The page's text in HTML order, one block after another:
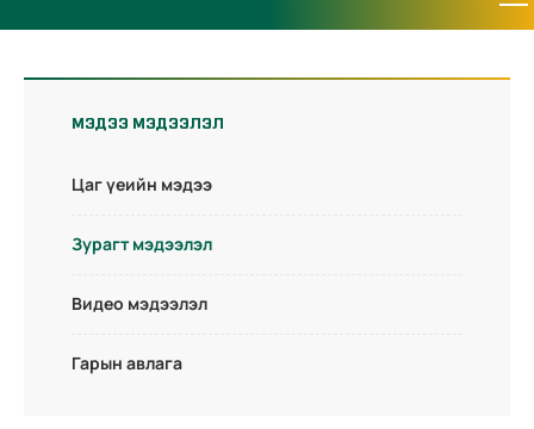
МЭДЭЭ МЭДЭЭЛЭЛ
Цаг үеийн мэдээ
Зурагт мэдээлэл
Видео мэдээлэл
Гарын авлага